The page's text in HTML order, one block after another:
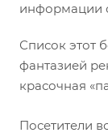
информации
Список этот
фантазией
красочная
Посетители